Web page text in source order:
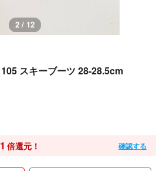
2 / 12
スキーブーツ 28-28.5cm
倍還元！ 確認する